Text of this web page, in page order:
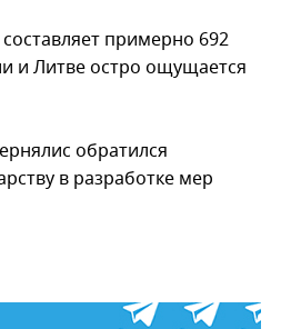
примерно 692
и Литве остро ощущается
обратился
в разработке мер